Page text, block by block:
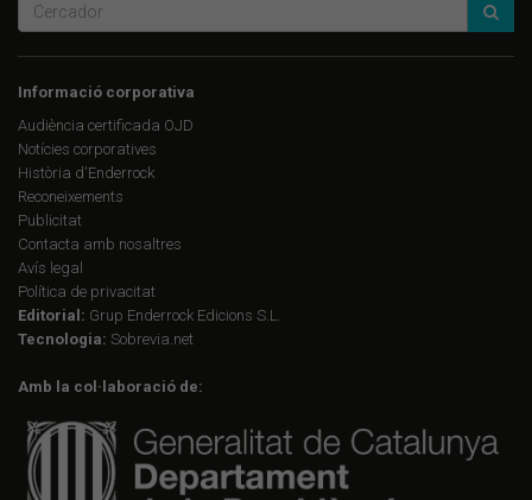
Informació corporativa
Audiència certificada OJD
Notícies corporatives
Història d'Enderrock
Reconeixements
Publicitat
Contacta amb nosaltres
Avís legal
Política de privacitat
Editorial: Grup Enderrock Edicions S.L.
Tecnologia: Sobrevia.net
Amb la col·laboració de: